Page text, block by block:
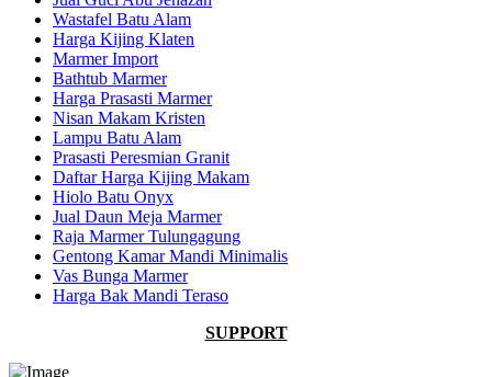
Wastafel Batu Alam
Harga Kijing Klaten
Marmer Import
Bathtub Marmer
Harga Prasasti Marmer
Nisan Makam Kristen
Lampu Batu Alam
Prasasti Peresmian Granit
Daftar Harga Kijing Makam
Hiolo Batu Onyx
Jual Daun Meja Marmer
Raja Marmer Tulungagung
Gentong Kamar Mandi Minimalis
Vas Bunga Marmer
Harga Bak Mandi Teraso
SUPPORT